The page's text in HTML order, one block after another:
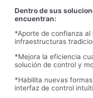
Dentro de sus
encuentran:
*Aporte de confianza
infraestructuras
*Mejora la eficiencia
solución de control y
*Habilita nuevas
interfaz de control